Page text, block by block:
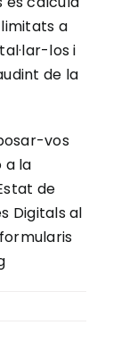
a
los i
de la
vos
a la
de
Digitals al